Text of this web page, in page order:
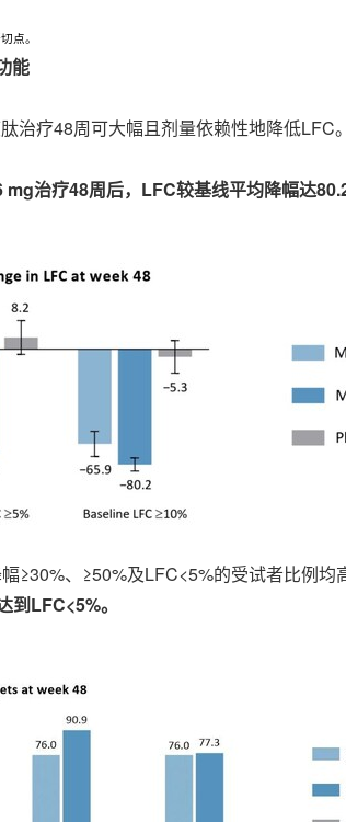
点。
能
治疗48周可大幅且剂量依赖性地降低
治疗48周后，LFC较基线平均降幅达
、≥50%及LFC<5%的受试者比例均
LFC<5%。